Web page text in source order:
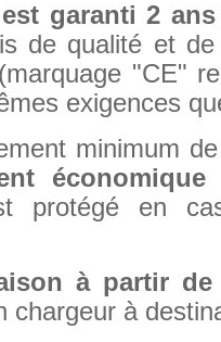
garanti 2 ans
de qualité et
"CE"
exigences
minimum
protégé en
à partir de
chargeur à